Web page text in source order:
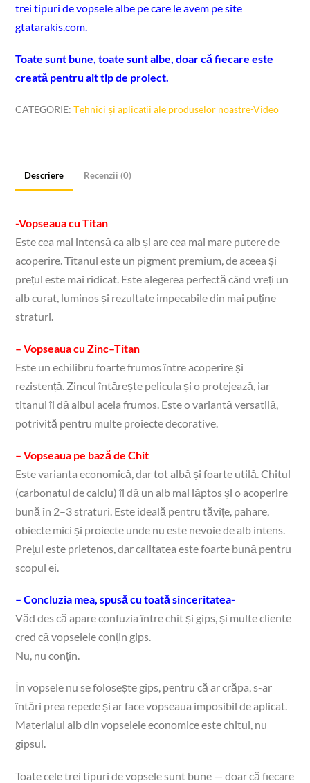
trei tipuri de vopsele albe pe care le avem pe site
gtatarakis.com.
Toate sunt bune, toate sunt albe, doar că fiecare este
creată pentru alt tip de proiect.
CATEGORIE:Τehnici și aplicații ale produselor noastre-Video
Descriere Recenzii (0)
-Vopseaua cu Titan
Este cea mai intensă ca alb și are cea mai mare putere de
acoperire. Titanul este un pigment premium, de aceea și
prețul este mai ridicat. Este alegerea perfectă când vreți un
alb curat, luminos și rezultate impecabile din mai puține
straturi.
– Vopseaua cu Zinc–Titan
Este un echilibru foarte frumos între acoperire și
rezistență. Zincul întărește pelicula și o protejează, iar
titanul îi dă albul acela frumos. Este o variantă versatilă,
potrivită pentru multe proiecte decorative.
– Vopseaua pe bază de Chit
Este varianta economică, dar tot albă și foarte utilă. Chitul
(carbonatul de calciu) îi dă un alb mai lăptos și o acoperire
bună în 2–3 straturi. Este ideală pentru tăvițe, pahare,
obiecte mici și proiecte unde nu este nevoie de alb intens.
Prețul este prietenos, dar calitatea este foarte bună pentru
scopul ei.
– Concluzia mea, spusă cu toată sinceritatea-
Văd des că apare confuzia între chit și gips, și multe cliente
cred că vopselele conțin gips.
Nu, nu conțin.
În vopsele nu se folosește gips, pentru că ar crăpa, s-ar
întări prea repede și ar face vopseaua imposibil de aplicat.
Materialul alb din vopselele economice este chitul, nu
gipsul.
Toate cele trei tipuri de vopsele sunt bune — doar că fiecare